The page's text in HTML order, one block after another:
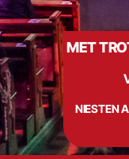
MET
NIESTEN
Info
Contact